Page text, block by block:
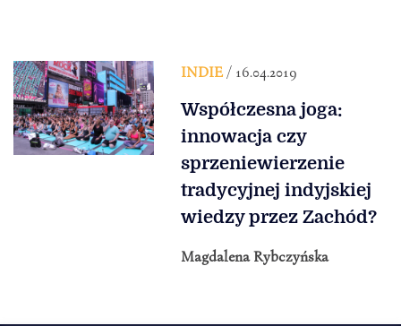
INDIE/ 16.04.2019
Współczesna joga:
innowacja czy
sprzeniewierzenie
tradycyjnej indyjskiej
wiedzy przez Zachód?
Magdalena Rybczyńska